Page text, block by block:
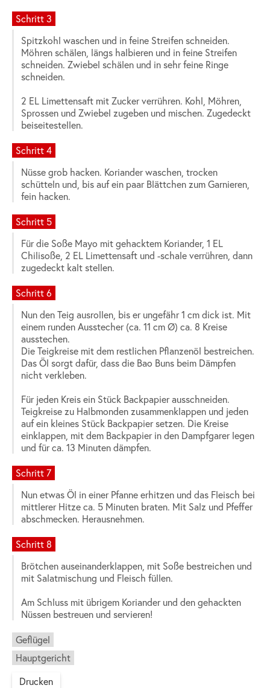
Schritt 3
Spitzkohl waschen und in feine Streifen schneiden.
Möhren schälen, längs halbieren und in feine Streifen
schneiden. Zwiebel schälen und in sehr feine Ringe
schneiden.
2 EL Limettensaft mit Zucker verrühren. Kohl, Möhren,
Sprossen und Zwiebel zugeben und mischen. Zugedeckt
beiseitestellen.
Schritt 4
Nüsse grob hacken. Koriander waschen, trocken
schütteln und, bis auf ein paar Blättchen zum Garnieren,
fein hacken.
Schritt 5
Für die Soße Mayo mit gehacktem Koriander, 1 EL
Chilisoße, 2 EL Limettensaft und -schale verrühren, dann
zugedeckt kalt stellen.
Schritt 6
Nun den Teig ausrollen, bis er ungefähr 1 cm dick ist. Mit
einem runden Ausstecher (ca. 11 cm Ø) ca. 8 Kreise
ausstechen.
Die Teigkreise mit dem restlichen Pflanzenöl bestreichen.
Das Öl sorgt dafür, dass die Bao Buns beim Dämpfen
nicht verkleben.
Für jeden Kreis ein Stück Backpapier ausschneiden.
Teigkreise zu Halbmonden zusammenklappen und jeden
auf ein kleines Stück Backpapier setzen. Die Kreise
einklappen, mit dem Backpapier in den Dampfgarer legen
und für ca. 13 Minuten dämpfen.
Schritt 7
Nun etwas Öl in einer Pfanne erhitzen und das Fleisch bei
mittlerer Hitze ca. 5 Minuten braten. Mit Salz und Pfeffer
abschmecken. Herausnehmen.
Schritt 8
Brötchen auseinanderklappen, mit Soße bestreichen und
mit Salatmischung und Fleisch füllen.
Am Schluss mit übrigem Koriander und den gehackten
Nüssen bestreuen und servieren!
Geflügel
Hauptgericht
Drucken